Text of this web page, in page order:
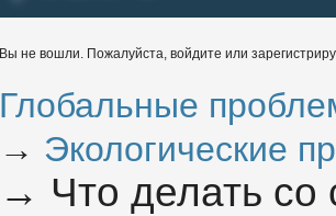
Вы не вошли. Пожалуйста, войдите или
Глобальные
→ Экологические
→ Что делать со